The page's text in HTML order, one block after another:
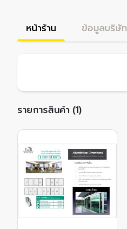
หน้าร้าน ข้อมูลบริษัท
รายการสินค้า (1)